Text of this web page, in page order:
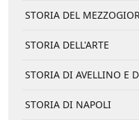
STORIA DEL
STORIA DELL'ARTE
STORIA DI AVELLINO E
STORIA DI NAPOLI